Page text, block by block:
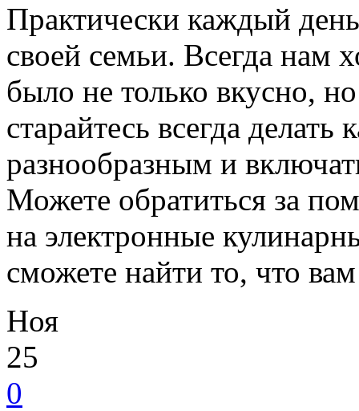
Практически каждый
своей семьи. Всегда нам
было не только вкусно,
старайтесь всегда
разнообразным и
Можете обратиться за
на электронные
сможете найти то, что
Ноя
25
0